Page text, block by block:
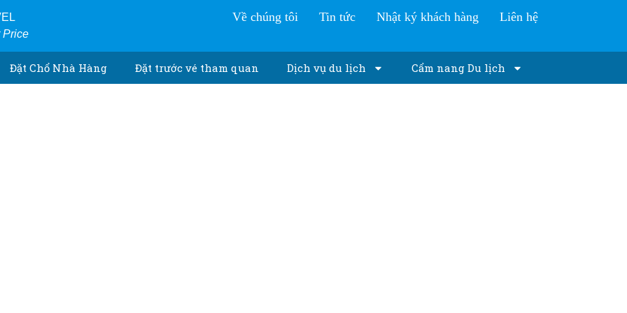
Price
Về chúng tôi Tin tức Nhật ký khách hàng Liên hệ
Đặt Chổ Nhà Hàng Đặt trước vé tham quan Dịch vụ du lịch Cẩm nang Du lịch